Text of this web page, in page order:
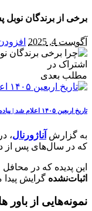
برخی از برندگان نوبل
آگوست 4, 2025
اشتراک در
مطلب بعدی
تاریخ اربعین ۱۴۰۵ اعلام شد | پیاده‌روی اربعین از چه روزی شروع می‌ شود؟
به گزارش آناژورنال،
که در سال‌های پس از
این پدیده که در
اثبات‌نشده گرایش پیدا
نمونه‌هایی از